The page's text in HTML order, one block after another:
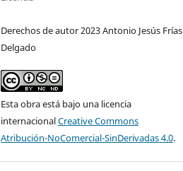
Derechos de autor 2023 Antonio Jesús Frías
Delgado
Esta obra está bajo una licencia
internacionalCreative Commons
Atribución-NoComercial-SinDerivadas 4.0.